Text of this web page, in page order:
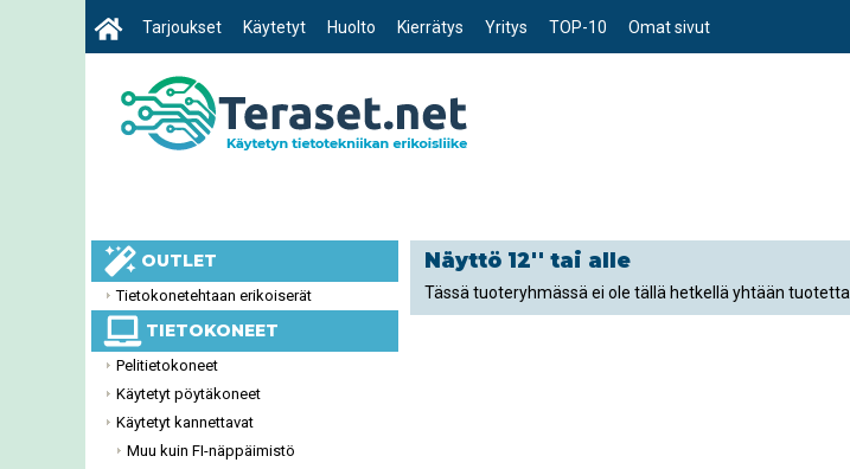
Tarjoukset Käytetyt Huolto Kierrätys Yritys TOP-10 Omat sivut
OUTLET
Tietokonetehtaan erikoiserät
TIETOKONEET
Pelitietokoneet
Käytetyt pöytäkoneet
Käytetyt kannettavat
Muu kuin FI-näppäimistö
Näyttö 12'' tai alle
Tässä tuoteryhmässä ei ole tällä hetkellä yhtään tuotetta.